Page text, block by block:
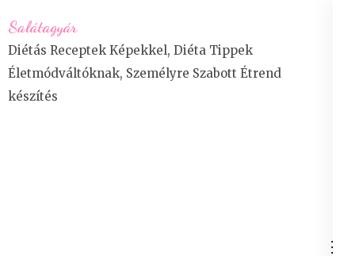
to
content
(Press
Enter)
Salátagyár
Diétás Receptek Képekkel, Diéta Tippek
Életmódváltóknak, Személyre Szabott Étrend
készítés